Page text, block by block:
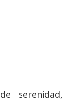
serenidad,